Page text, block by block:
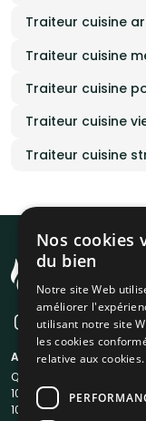
Traiteur cuisine
Traiteur cuisine
Traiteur cuisine
Traiteur cuisine
Traiteur cuisine
A propos
Qui sommes-nous ?
1001Salles
1001Salles PRO
Nos cookies
du bien
Notre site Web
améliorer
utilisant notre site
les cookies
relative aux cookies.